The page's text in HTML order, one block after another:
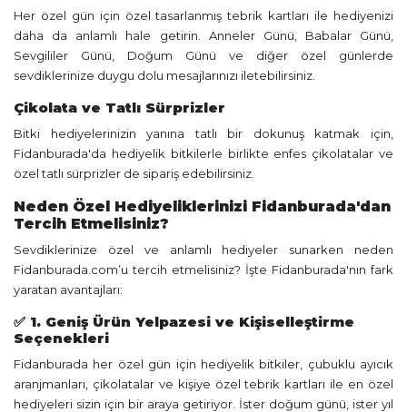
Her özel gün için özel tasarlanmış tebrik kartları ile hediyenizi
daha da anlamlı hale getirin. Anneler Günü, Babalar Günü,
Sevgililer Günü, Doğum Günü ve diğer özel günlerde
sevdiklerinize duygu dolu mesajlarınızı iletebilirsiniz.
Çikolata ve Tatlı Sürprizler
Bitki hediyelerinizin yanına tatlı bir dokunuş katmak için,
Fidanburada'da hediyelik bitkilerle birlikte enfes çikolatalar ve
özel tatlı sürprizler de sipariş edebilirsiniz.
Neden Özel Hediyeliklerinizi Fidanburada'dan
Tercih Etmelisiniz?
Sevdiklerinize özel ve anlamlı hediyeler sunarken neden
Fidanburada.com’u tercih etmelisiniz? İşte Fidanburada'nın fark
yaratan avantajları:
✅ 1. Geniş Ürün Yelpazesi ve Kişiselleştirme
Seçenekleri
Fidanburada her özel gün için hediyelik bitkiler, çubuklu ayıcık
aranjmanları, çikolatalar ve kişiye özel tebrik kartları ile en özel
hediyeleri sizin için bir araya getiriyor. İster doğum günü, ister yıl